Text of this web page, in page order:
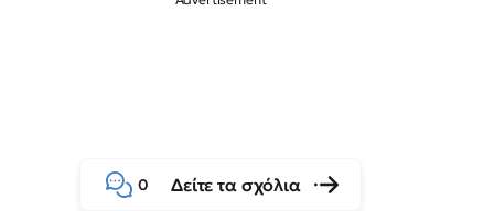
0 Δείτε τα σχόλια